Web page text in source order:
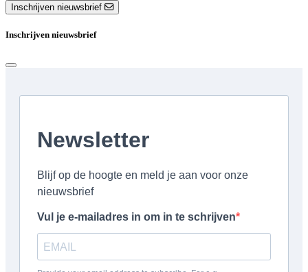
Inschrijven nieuwsbrief
Inschrijven nieuwsbrief